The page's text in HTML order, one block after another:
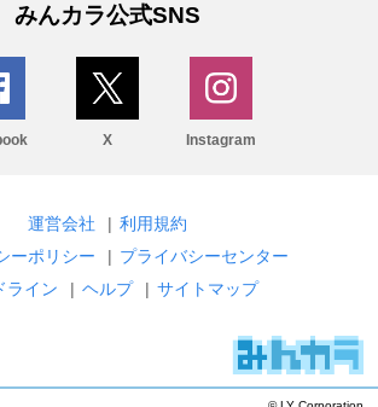
みんカラ公式SNS
X Instagram
運営会社 | 利用規約
ーポリシー
| プライバシーセンター
ライン
| ヘルプ | サイトマップ